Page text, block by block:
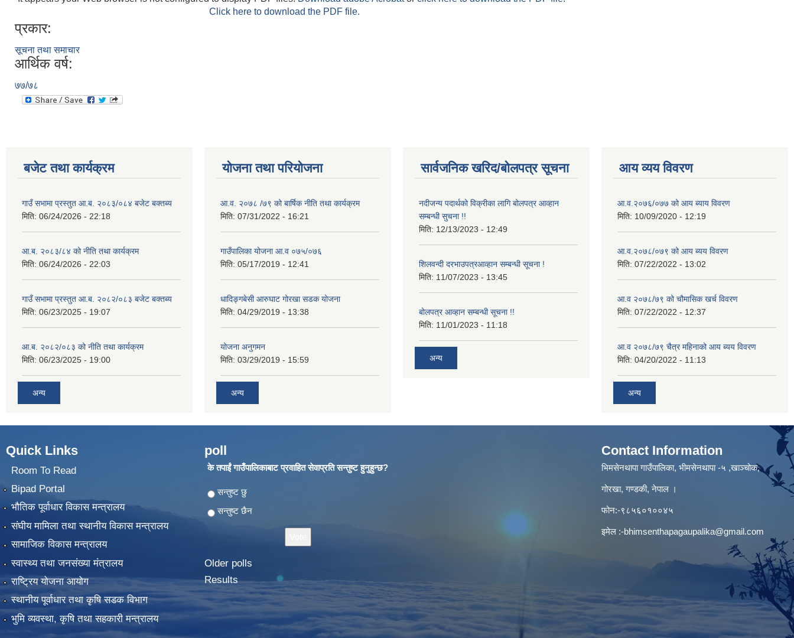
Click here to download the PDF file.
प्रकार:
सूचना तथा समाचार
आर्थिक वर्ष:
७७/७८
बजेट तथा कार्यक्रम
गाउँ सभामा प्रस्तुत आ.ब. २०८३/०८४ बजेट बक्तब्य
मिति: 06/24/2026 - 22:18
आ.ब. २०८३/८४ को नीति तथा कार्यक्रम
मिति: 06/24/2026 - 22:03
गाउँ सभामा प्रस्तुत आ.ब. २०८२/०८३ बजेट बक्तब्य
मिति: 06/23/2025 - 19:07
आ.ब. २०८२/०८३ को नीति तथा कार्यक्रम
मिति: 06/23/2025 - 19:00
अन्य
योजना तथा परियोजना
आ.व. २०७८ /७९ को बार्षिक नीति तथा कार्यक्रम
मिति: 07/31/2022 - 16:21
गाउँपालिका योजना आ.व ०७५/०७६
मिति: 05/17/2019 - 12:41
धादिङ्गबेसी आरुघाट गोरखा सडक योजना
मिति: 04/29/2019 - 13:38
योजना अनुगमन
मिति: 03/29/2019 - 15:59
अन्य
सार्वजनिक खरिद/बोलपत्र सूचना
नदीजन्य पदार्थको विक्रीका लागि बोलपत्र आव्हान
सम्बन्धी सुचना !!
मिति: 12/13/2023 - 12:49
शिलवन्दी दरभाउपत्रआव्हान सम्बन्धी सूचना !
मिति: 11/07/2023 - 13:45
बोलपत्र आव्हान सम्बन्धी सूचना !!
मिति: 11/01/2023 - 11:18
अन्य
आय व्यय विवरण
आ.व.२०७६/०७७ को आय ब्याय विवरण
मिति: 10/09/2020 - 12:19
आ.व.२०७८/०७९ को आय ब्यय विवरण
मिति: 07/22/2022 - 13:02
आ.व २०७८/७९ को चौमासिक खर्च विवरण
मिति: 07/22/2022 - 12:37
आ.व २०७८/७९ चैत्र महिनाको आय ब्यय विवरण
मिति: 04/20/2022 - 11:13
अन्य
Quick Links
Room To Read
Bipad Portal
भौतिक पूर्वाधार विकास मन्त्रालय
संघीय मामिला तथा स्थानीय विकास मन्त्रालय
सामाजिक विकास मन्त्रालय
स्वास्थ्य तथा जनसंख्या मंत्रालय
राष्ट्रिय योजना आयोग
स्थानीय पूर्वाधार तथा कृषि सडक विभाग
भुमि व्यवस्था, कृषि तथा सहकारी मन्त्रालय
poll
के तपाईं गाउँपालिकाबाट प्रवाहित सेवाप्रति सन्तुष्ट हुनुहुन्छ?
Choices
सन्तुष्ट छु
सन्तुष्ट छैन
Older polls
Results
Contact Information
भिमसेनथापा गाउँपालिका, भीमसेनथापा -५ ,खाञ्चोक,
गोरखा, गण्डकी, नेपाल ।
फोन:-९८५६०१००४५
इमेल :-bhimsenthapagaupalika@gmail.com